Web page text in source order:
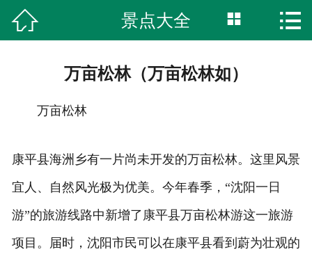
首页
旅游攻略
网上商城
服务中心
 景点大全  
万亩松林（万亩松林如）
万亩松林
康平县海洲乡有一片尚未开发的万亩松林。这里风景
宜人、自然风光极为优美。今年春季，“沈阳一日
游”的旅游线路中新增了康平县万亩松林游这一旅游
项目。届时，沈阳市民可以在康平县看到蔚为壮观的